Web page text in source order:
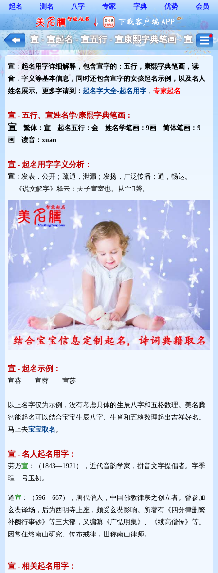
起名 测名 八字 专家 字典 优势 会员
宣 - 宣起名 - 宣五行 - 宣康熙字典笔画 - 宣
起名用字解释 - 女孩起名
宣：起名用字详细解释，包含宣字的：五行，康熙字典笔画，读
音，字义等基本信息，同时还包含宣字的女孩起名示例，以及名人
姓名展示。更多字请到： 起名字大全-起名用字 ， 专家起名
宣 - 五行、宣姓名学/康熙字典笔画：
宣 繁体：宣 起名五行：金 姓名学笔画：9画 简体笔画：9
画 读音：xuān
宣 - 起名用字字义分析：
宣： 发表，公开；疏通，泄漏；发扬，广泛传播；通，畅达。
《说文解字》释云：天子宣室也。从宀𠄢聲。
宣 - 起名示例：
宣蓓 宣蓉 宣莎
以上名字仅为示例，没有考虑具体的生辰八字和五格数理。美名腾
智能起名可以结合宝宝生辰八字、生肖和五格数理起出吉祥好名。
马上去宝宝取名。
宣 - 名人起名用字：
劳乃宣 ：（1843—1921），近代音韵学家，拼音文字提倡者。字季
瑄，号玉初。
道宣 ：（596—667），唐代僧人，中国佛教律宗之创立者。曾参加
玄奘译场，后为西明寺上座，颇受玄奘影响。所著有《四分律删繁
补阙行事钞》等三大部，又编纂《广弘明集》、《续高僧传》等。
因常住终南山研究、传布戒律，世称南山律师。
宣 - 相关起名用字：